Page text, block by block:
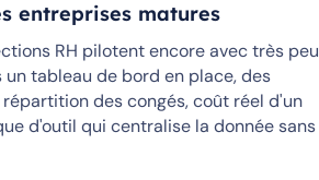
entreprises matures
RH pilotent encore avec très peu
tableau de bord en place, des
des congés, coût réel d'un
d'outil qui centralise la donnée sans